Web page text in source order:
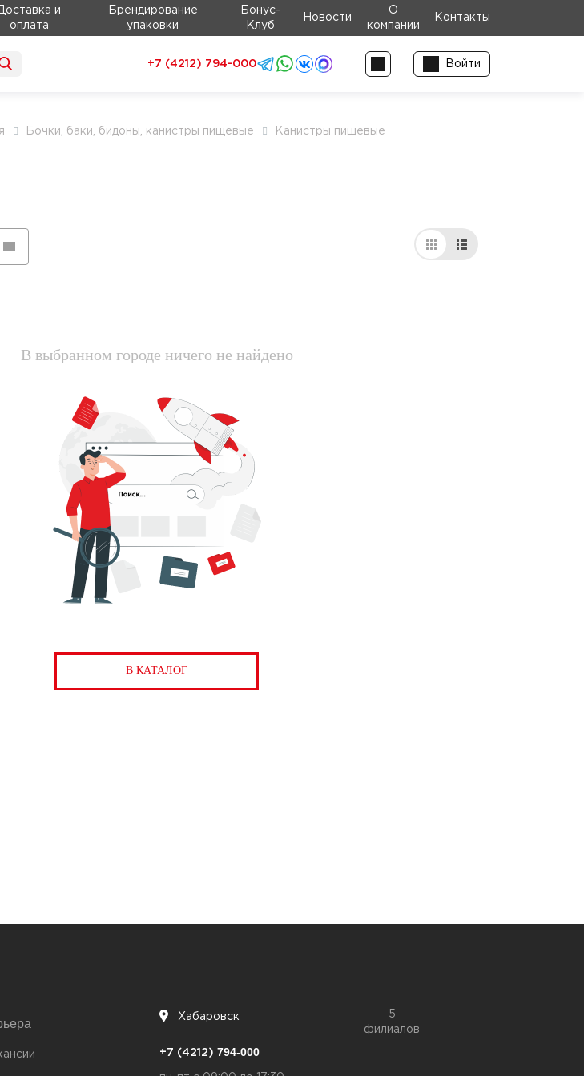
и
оплата
Брендирование
упаковки
Бонус-
Клуб
Новости
О
компании
Контакты
+7 (4212) 794-000 Войти
Бочки, баки, бидоны, канистры пищевые
Канистры пищевые
В выбранном городе ничего не найдено
В КАТАЛОГ
Хабаровск
5
филиалов
+7 (4212) 794-000